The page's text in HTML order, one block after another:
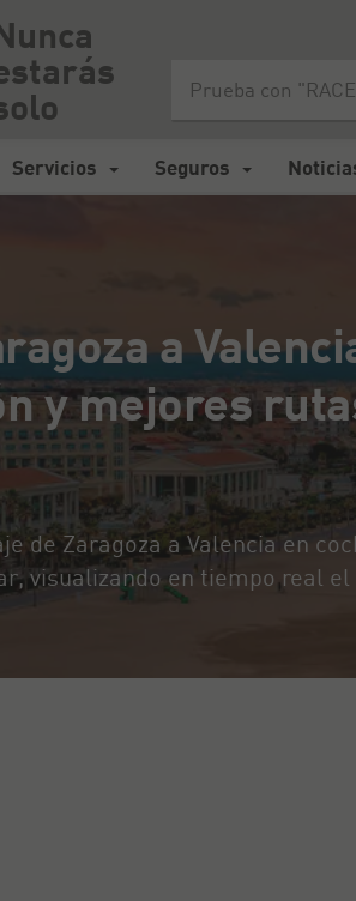
Servicios Seguros
España >Ir de Zaragoza a Valencia en
a
y mejores
de Zaragoza a Valencia en
visualizando en tiempo real